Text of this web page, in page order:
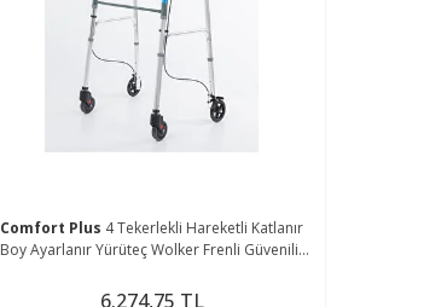
Comfort Plus 4 Tekerlekli Hareketli Katlanır
Boy Ayarlanır Yürüteç Wolker Frenli Güvenilir
6.274,75 TL